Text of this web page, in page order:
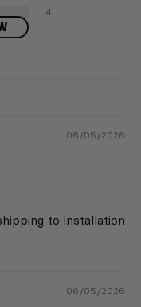
4
06/05/2026
to installation
06/05/2026